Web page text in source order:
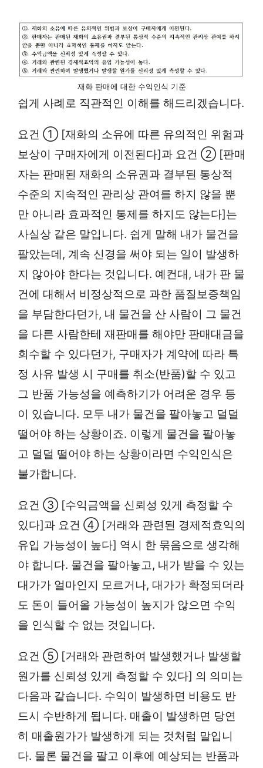
재화 판매에 대한 수익인식 기준
쉽게 사례로 직관적인 이해를 해드리겠습니다.
요건 ① [재화의 소유에 따른 유의적인 위험과
보상이 구매자에게 이전된다]과 요건 ② [판매
자는 판매된 재화의 소유권과 결부된 통상적
수준의 지속적인 관리상 관여를 하지 않을 뿐
만 아니라 효과적인 통제를 하지도 않는다]는
사실상 같은 말입니다. 쉽게 말해 내가 물건을
팔았는데, 계속 신경을 써야 되는 일이 발생하
지 않아야 한다는 것입니다. 예컨대, 내가 판 물
건에 대해서 비정상적으로 과한 품질보증책임
을 부담한다던가, 내 물건을 산 사람이 그 물건
을 다른 사람한테 재판매를 해야만 판매대금을
회수할 수 있다던가, 구매자가 계약에 따라 특
정 사유 발생 시 구매를 취소(반품)할 수 있고
그 반품 가능성을 예측하기가 어려운 경우 등
이 있습니다. 모두 내가 물건을 팔아놓고 덜덜
떨어야 하는 상황이죠. 이렇게 물건을 팔아놓
고 덜덜 떨어야 하는 상황이라면 수익인식은
불가합니다.
요건 ③ [수익금액을 신뢰성 있게 측정할 수
있다]과 요건 ④ [거래와 관련된 경제적효익의
유입 가능성이 높다] 역시 한 묶음으로 생각해
야 합니다. 물건을 팔아놓고, 내가 받을 수 있는
대가가 얼마인지 모르거나, 대가가 확정되더라
도 돈이 들어올 가능성이 높지가 않으면 수익
을 인식할 수 없는 것입니다.
요건 ⑤ [거래와 관련하여 발생했거나 발생할
원가를 신뢰성 있게 측정할 수 있다] 의 의미는
다음과 같습니다. 수익이 발생하면 비용도 반
드시 수반하게 됩니다. 매출이 발생하면 당연
히 매출원가가 발생하게 되는 것처럼 말입니
다. 물론 물건을 팔고 이후에 예상되는 반품과